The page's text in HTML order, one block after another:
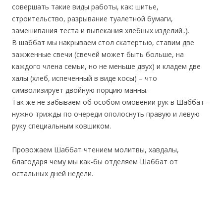
совершать такие виды работы, как: шитье,
строительство, разрывание туалетной бумаги,
замешивания теста и выпекания хлебных изделий..).
В шаббат мы накрываем стол скатертью, ставим две
зажженные свечи (свечей может быть больше, на
каждого члена семьи, но не меньше двух) и кладем две
халы (хлеб, испеченный в виде косы) – что
символизирует двойную порцию манны.
Так же не забываем об особом омовении рук в Шаббат –
нужно трижды по очереди ополоснуть правую и левую
руку специальным ковшиком.
Провожаем Шаббат чтением молитвы, хавдалы,
благодаря чему мы как-бы отделяем Шаббат от
остальных дней недели.